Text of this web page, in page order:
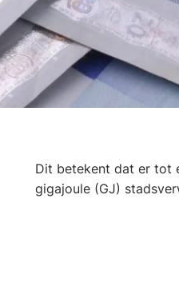
Dit betekent dat er tot
gigajoule (GJ)